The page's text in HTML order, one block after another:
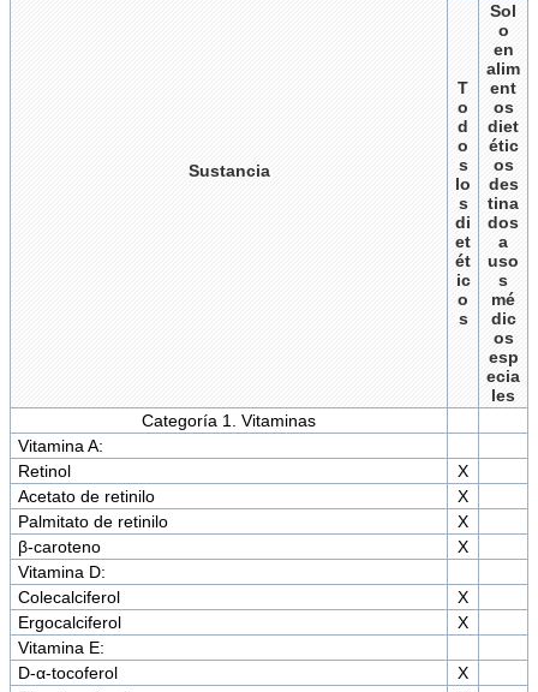
Sustancia
T
o
d
o
s
lo
s
di
et
ét
ic
o
s
Sol
o
en
alim
ent
os
diet
étic
os
des
tina
dos
a
uso
s
mé
dic
os
esp
ecia
les
Categoría 1. Vitaminas
Vitamina A:
Retinol
X
Acetato de retinilo
X
Palmitato de retinilo
X
β-caroteno
X
Vitamina D:
Colecalciferol
X
Ergocalciferol
X
Vitamina E:
D-α-tocoferol
X